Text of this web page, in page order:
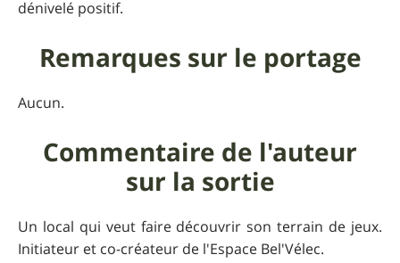
dénivelé positif.
Remarques sur le portage
Aucun.
Commentaire de l'auteur
sur la sortie
Un local qui veut faire découvrir son terrain de jeux.
Initiateur et co-créateur de l'Espace Bel'Vélec.